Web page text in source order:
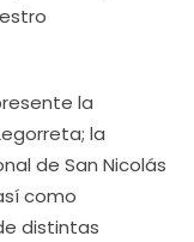
la
la
de San Nicolás
como
distintas